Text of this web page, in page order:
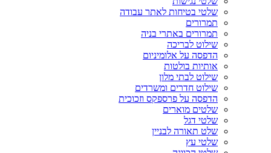
שלטי בטיחות לאתר עבודה
תמרורים
תמרורים באתרי בניה
שילוט לבריכה
הדפסה על אלומיניום
אותיות בולטות
שילוט לבתי מלון
שילוט חדרים ומשרדים
הדפסה על פרספקס וזכוכית
שלטים מוארים
שלטי דגל
שלט תאורה לבניין
שלטי עץ